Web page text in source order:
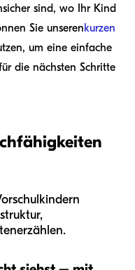
sind, wo Ihr Kind
Sie unserenkurzen
um eine einfache
die nächsten Schritte